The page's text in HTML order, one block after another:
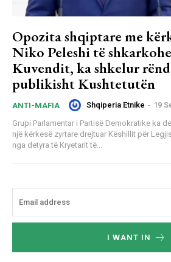
Opozita shqiptare me
Niko Peleshi të
Kuvendit, ka shkelur
publikisht Kushtetutën
ANTI-MAFIA Shqiperia Etnike - 19
Grupi Parlamentar i Partisë Demokratike ka
një kërkesë zyrtare drejtuar Këshillit për
nga detyra të Kryetarit të...
I WANT IN